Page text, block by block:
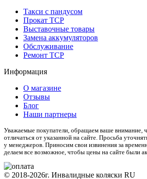
Такси с пандусом
Прокат ТСР
Выставочные товары
Замена аккумуляторов
Обслуживание
Ремонт ТСР
Информация
О магазине
Отзывы
Блог
Наши партнеры
Уважаемые покупатели, обращаем ваше внимание,
отличаться от указанной на сайте. Просьба
у менеджеров. Приносим свои извинения за
делаем все возможное, чтобы цены на сайте были
© 2018-2026г. Инвалидные коляски RU